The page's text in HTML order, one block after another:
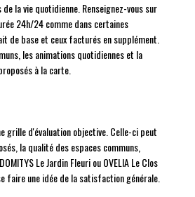
la vie quotidienne. Renseignez-vous sur
24h/24 comme dans certaines
de base et ceux facturés en supplément.
les animations quotidiennes et la
à la carte.
d'évaluation objective. Celle-ci peut
la qualité des espaces communs,
Le Jardin Fleuri ou OVELIA Le Clos
faire une idée de la satisfaction générale.